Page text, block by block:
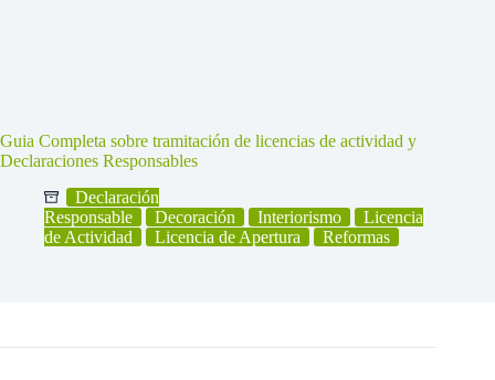
Guia Completa sobre tramitación de licencias de actividad y
Declaraciones Responsables
Declaración
Responsable
Decoración Interiorismo
Licencia
de Actividad
Licencia de Apertura Reformas